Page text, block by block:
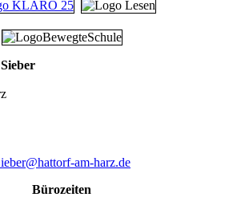
am-harz.de
Bürozeiten